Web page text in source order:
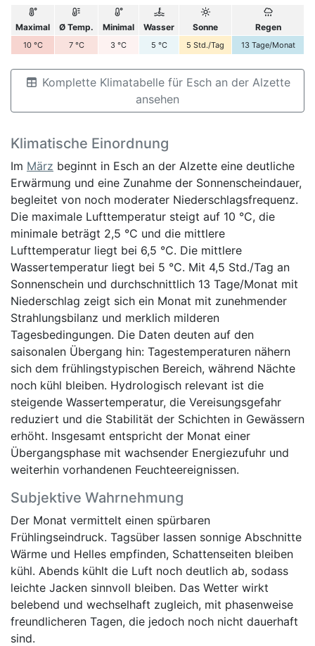
Maximal Ø Temp. Minimal Wasser Sonne Regen
10 °C 7 °C 3 °C 5 °C 5 Std./Tag 13 Tage/Monat
Komplette Klimatabelle für Esch an der Alzette
ansehen
Klimatische Einordnung
Im März beginnt in Esch an der Alzette eine deutliche
Erwärmung und eine Zunahme der Sonnenscheindauer,
begleitet von noch moderater Niederschlagsfrequenz.
Die maximale Lufttemperatur steigt auf 10 °C, die
minimale beträgt 2,5 °C und die mittlere
Lufttemperatur liegt bei 6,5 °C. Die mittlere
Wassertemperatur liegt bei 5 °C. Mit 4,5 Std./Tag an
Sonnenschein und durchschnittlich 13 Tage/Monat mit
Niederschlag zeigt sich ein Monat mit zunehmender
Strahlungsbilanz und merklich milderen
Tagesbedingungen. Die Daten deuten auf den
saisonalen Übergang hin: Tagestemperaturen nähern
sich dem frühlingstypischen Bereich, während Nächte
noch kühl bleiben. Hydrologisch relevant ist die
steigende Wassertemperatur, die Vereisungsgefahr
reduziert und die Stabilität der Schichten in Gewässern
erhöht. Insgesamt entspricht der Monat einer
Übergangsphase mit wachsender Energiezufuhr und
weiterhin vorhandenen Feuchteereignissen.
Subjektive Wahrnehmung
Der Monat vermittelt einen spürbaren
Frühlingseindruck. Tagsüber lassen sonnige Abschnitte
Wärme und Helles empfinden, Schattenseiten bleiben
kühl. Abends kühlt die Luft noch deutlich ab, sodass
leichte Jacken sinnvoll bleiben. Das Wetter wirkt
belebend und wechselhaft zugleich, mit phasenweise
freundlicheren Tagen, die jedoch noch nicht dauerhaft
sind.